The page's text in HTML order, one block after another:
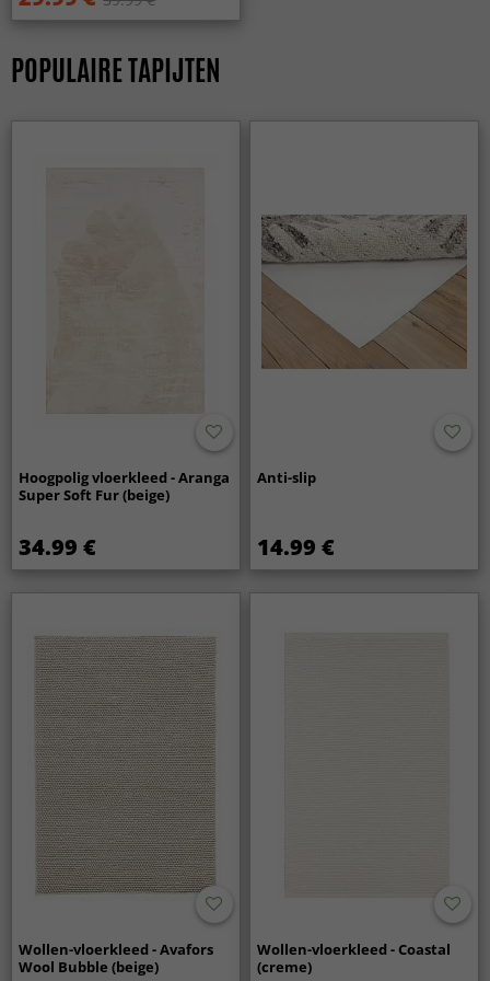
Zijn voddenkleden makkelijk te onderhouden?
kunnen zonder problemen regelmatig worden gestofzuigd.
Veel mensen waarderen ze juist om hun praktische
hun uitstraling bij dagelijks gebruik.
POPULAIRE TAPIJTEN
Hoogpolig vloerkleed - Aranga
Super Soft Fur (beige)
34.99 €
Anti-slip
14.99 €
Wollen-vloerkleed - Avafors
Wool Bubble (beige)
Wollen-vloerkleed - Coastal
(creme)